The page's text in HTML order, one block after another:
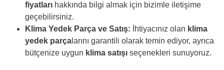
fiyatları hakkında bilgi almak için bizimle iletişime
geçebilirsiniz.
Klima Yedek Parça ve Satış: İhtiyacınız olan klima
yedek parça larını garantili olarak temin ediyor, ayrıca
bütçenize uygun klima satışı seçenekleri sunuyoruz.